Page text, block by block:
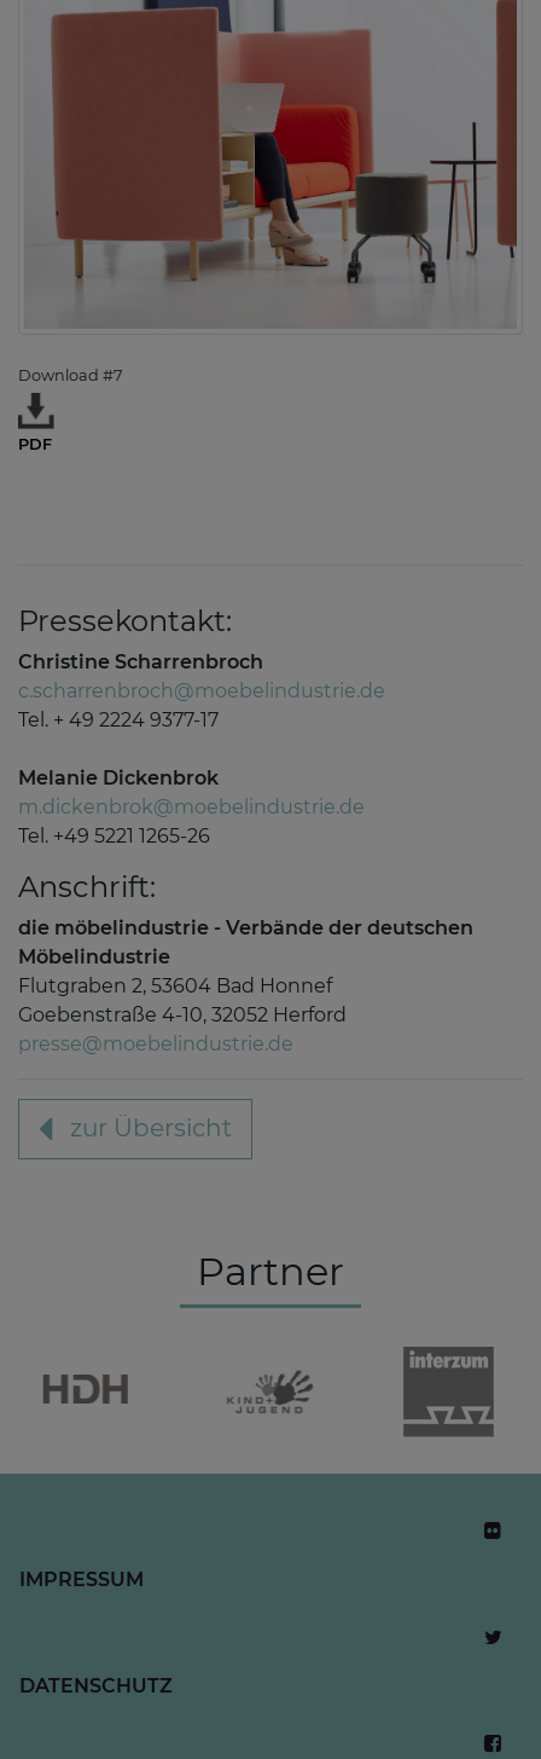
Download #7
PDF
Pressekontakt:
Christine Scharrenbroch
c.scharrenbroch@moebelindustrie.de
Tel. + 49 2224 9377-17
Melanie Dickenbrok
m.dickenbrok@moebelindustrie.de
Tel. +49 5221 1265-26
Anschrift:
die möbelindustrie - Verbände der deutschen
Möbelindustrie
Flutgraben 2, 53604 Bad Honnef
Goebenstraße 4-10, 32052 Herford
presse@moebelindustrie.de
zur Übersicht
Partner
IMPRESSUM
DATENSCHUTZ